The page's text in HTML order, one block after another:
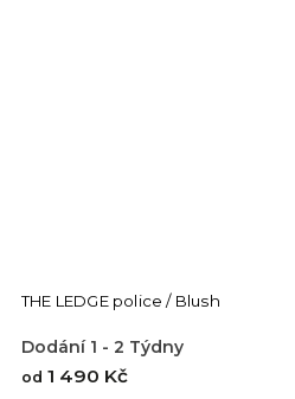
THE LEDGE police / Blush
Dodání 1 - 2 Týdny
od 1 490 Kč